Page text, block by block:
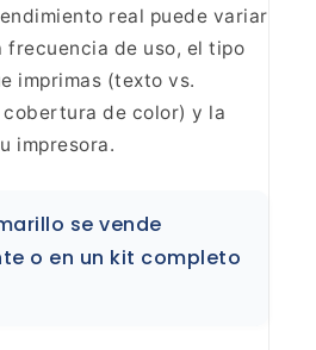
real puede variar
frecuencia de uso, el tipo
imprimas (texto vs.
cobertura de color) y la
impresora.
se vende
o en un kit completo